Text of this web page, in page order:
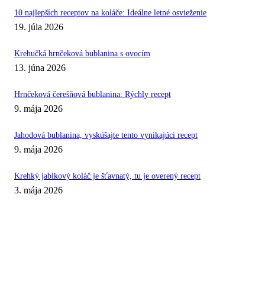
10 najlepších receptov na koláče: Ideálne letné osvieženie
19. júla 2026
Krehučká hrnčeková bublanina s ovocím
13. júna 2026
Hrnčeková čerešňová bublanina: Rýchly recept
9. mája 2026
Jahodová bublanina, vyskúšajte tento vynikajúci recept
9. mája 2026
Krehký jablkový koláč je šťavnatý, tu je overený recept
3. mája 2026